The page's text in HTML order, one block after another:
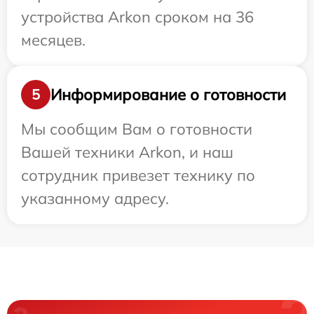
устройства Arkon сроком на 36
месяцев.
5
Информирование о готовности
Мы сообщим Вам о готовности
Вашей техники Arkon, и наш
сотрудник привезет технику по
указанному адресу.